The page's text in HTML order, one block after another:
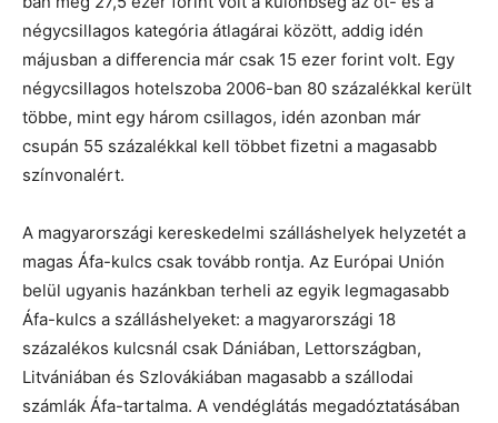
négycsillagos kategória átlagárai között, addig idén
májusban a differencia már csak 15 ezer forint volt. Egy
négycsillagos hotelszoba 2006-ban 80 százalékkal került
többe, mint egy három csillagos, idén azonban már
csupán 55 százalékkal kell többet fizetni a magasabb
színvonalért.
A magyarországi kereskedelmi szálláshelyek helyzetét a
magas Áfa-kulcs csak tovább rontja. Az Európai Unión
belül ugyanis hazánkban terheli az egyik legmagasabb
Áfa-kulcs a szálláshelyeket: a magyarországi 18
százalékos kulcsnál csak Dániában, Lettországban,
Litvániában és Szlovákiában magasabb a szállodai
számlák Áfa-tartalma. A vendéglátás megadóztatásában